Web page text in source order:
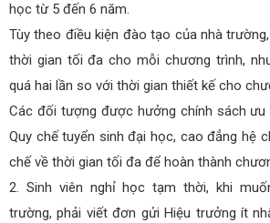
học từ 5 đến 6 năm.
Tùy theo điều kiện đào tạo của nhà
thời gian tối đa cho mỗi chương trình,
quá hai lần so với thời gian thiết kế cho
Các đối tượng được hưởng chính sách
Quy chế tuyển sinh đại học, cao đẳng hệ
chế về thời gian tối đa để hoàn thành
2. Sinh viên nghỉ học tạm thời, khi
trường, phải viết đơn gửi Hiệu trưởng ít